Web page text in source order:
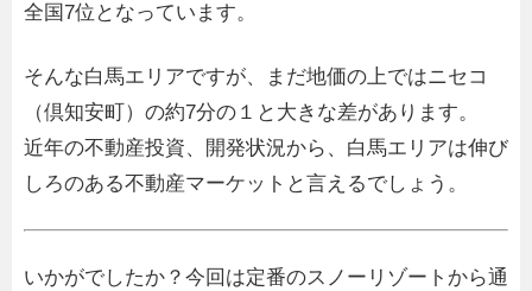
全国7位となっています。
そんな白馬エリアですが、まだ地価の上ではニセコ
（倶知安町）の約7分の１と大きな差があります。
近年の不動産投資、開発状況から、白馬エリアは伸び
しろのある不動産マーケットと言えるでしょう。
いかがでしたか？今回は定番のスノーリゾートから通